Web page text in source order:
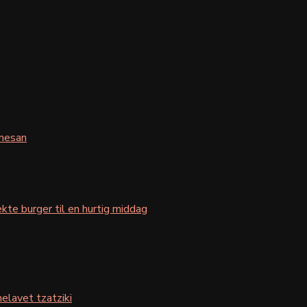
burger til en hurtig middag
tzatziki